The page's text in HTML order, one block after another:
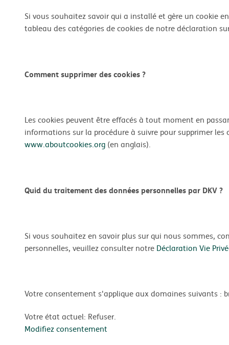
Si vous souhaitez savoir qui a installé et gère un cookie
tableau des catégories de cookies de notre déclaration
Comment supprimer des cookies ?
Les cookies peuvent être effacés à tout moment en
informations sur la procédure à suivre pour supprimer les
www.aboutcookies.org (en anglais).
Quid du traitement des données personnelles par DKV ?
Si vous souhaitez en savoir plus sur qui nous sommes,
personnelles, veuillez consulter notre Déclaration Vie
Votre consentement s'applique aux domaines suivants :
Votre état ​​actuel: Refuser.
Modifiez consentement